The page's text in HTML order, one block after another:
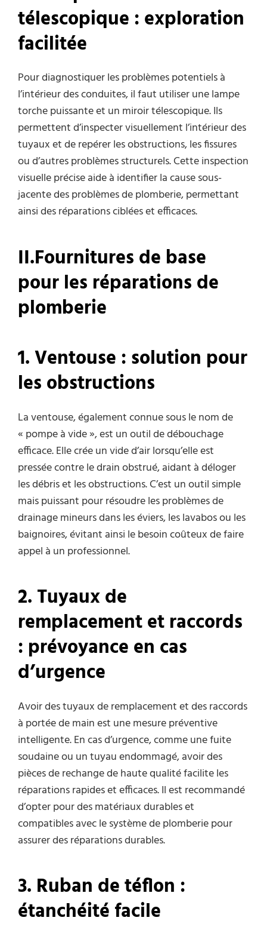
télescopique :exploration
facilitée
Pour diagnostiquer les problèmes potentiels à
l’intérieur des conduites, il faut utiliser une lampe
torche puissante et un miroir télescopique. Ils
permettent d’inspecter visuellement l’intérieur des
tuyaux et de repérer les obstructions, les fissures
ou d’autres problèmes structurels. Cette inspection
visuelle précise aide à identifier la cause sous-
jacente des problèmes de plomberie, permettant
ainsi des réparations ciblées et efficaces.
II.Fournitures de base
pour lesréparations de
plomberie
1. Ventouse :solution pour
lesobstructions
La ventouse, également connue sous le nom de
« pompe à vide », est un outil de débouchage
efficace. Elle crée un vide d’air lorsqu’elle est
pressée contre le drain obstrué, aidant à déloger
les débris et les obstructions. C’est un outil simple
mais puissant pour résoudre les problèmes de
drainage mineurs dans les éviers, les lavabos ou les
baignoires, évitant ainsi le besoin coûteux de faire
appel à un professionnel.
2. Tuyaux de
remplacement etraccords
: prévoyance en cas
d’urgence
Avoir des tuyaux de remplacement et des raccords
à portée de main est une mesure préventive
intelligente. En cas d’urgence, comme une fuite
soudaine ou un tuyau endommagé, avoir des
pièces de rechange de haute qualité facilite les
réparations rapides et efficaces. Il est recommandé
d’opter pour des matériaux durables et
compatibles avec le système de plomberie pour
assurer des réparations durables.
3. Ruban detéflon :
étanchéitéfacile